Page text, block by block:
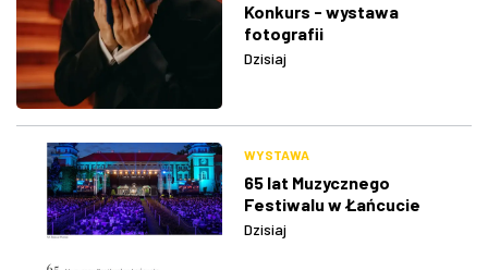
Konkurs - wystawa
fotografii
Dzisiaj
WYSTAWA
65 lat Muzycznego
Festiwalu w Łańcucie
Dzisiaj